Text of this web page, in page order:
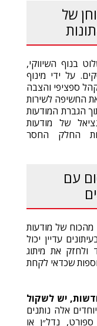
של
בנוף השיווקי,
על ידי מינוף
ספציפי והצבה
החשיפה לשירות
הגברת המודעות
של מודעות
החלק החסר
עם
מהכוח של מודעות
עדיין יכול
ולחזק את מיתוג
שכדאי לקחת
, יש לשקול
אלה נותנים
ספורט, נדל״ן או